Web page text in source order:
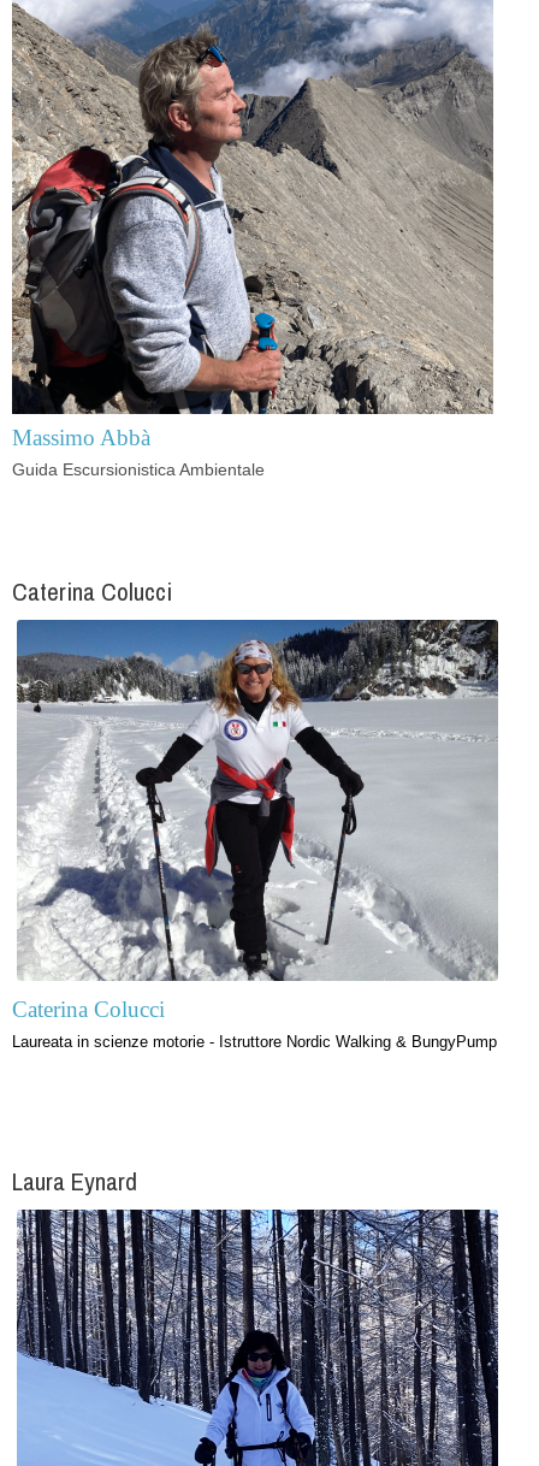
Massimo Abbà
Guida Escursionistica Ambientale
Caterina Colucci
Caterina Colucci
Laureata in scienze motorie - Istruttore Nordic Walking & BungyPump
Laura Eynard